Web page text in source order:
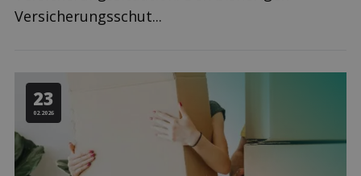
Versicherungsschut...
23
02.2026